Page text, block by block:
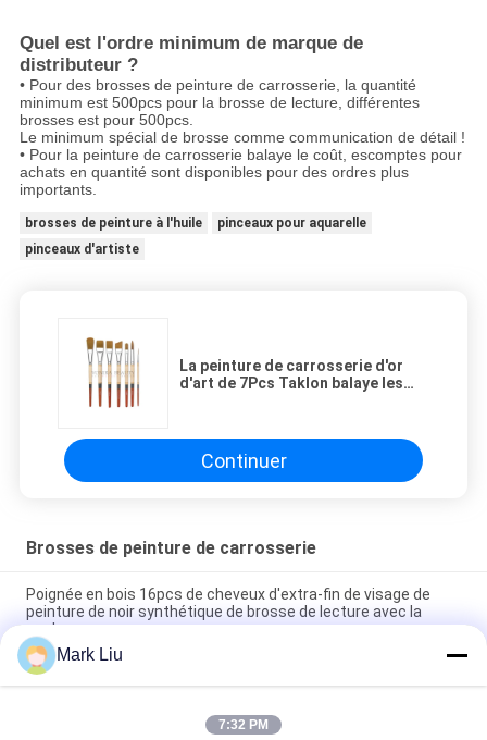
Quel est l'ordre minimum de marque de
distributeur ?
• Pour des brosses de peinture de carrosserie, la quantité
minimum est 500pcs pour la brosse de lecture, différentes
brosses est pour 500pcs.
Le minimum spécial de brosse comme communication de détail !
• Pour la peinture de carrosserie balaye le coût, escomptes pour
achats en quantité sont disponibles pour des ordres plus
importants.
brosses de peinture à l'huile
pinceaux pour aquarelle
pinceaux d'artiste
La peinture de carrosserie d'or
d'art de 7Pcs Taklon balaye les
Continuer
Brosses de peinture de carrosserie
Poignée en bois 16pcs de cheveux d'extra-fin de visage de
peinture de noir synthétique de brosse de lecture avec la
poche
10PCS composent les brosses en nylon cosmétiques de
peinture à l'huile de cheveux/de pinceaux de visage de corps
peinture de carrosserie de l'art 6Pcs BrushesCollection pour la
Mark Liu
7:32 PM